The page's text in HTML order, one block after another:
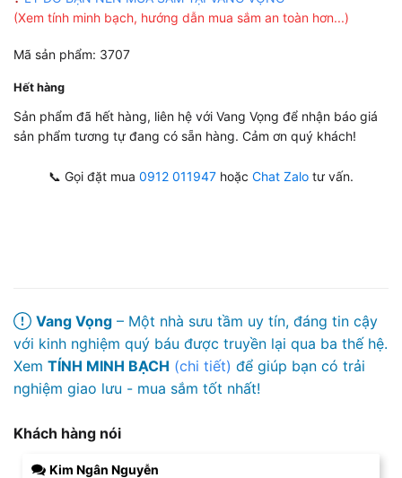
(Xem tính minh bạch, hướng dẫn mua sắm an toàn hơn...)
Mã sản phẩm: 3707
Hết hàng
Sản phẩm đã hết hàng, liên hệ với Vang Vọng để nhận báo giá
sản phẩm tương tự đang có sẵn hàng. Cảm ơn quý khách!
📞 Gọi đặt mua 0912 011947 hoặc Chat Zalo tư vấn.
Vang Vọng – Một nhà sưu tầm uy tín, đáng tin cậy
với kinh nghiệm quý báu được truyền lại qua ba thế hệ.
Xem TÍNH MINH BẠCH (chi tiết) để giúp bạn có trải
nghiệm giao lưu - mua sắm tốt nhất!
Khách hàng nói
Kim Ngân Nguyễn